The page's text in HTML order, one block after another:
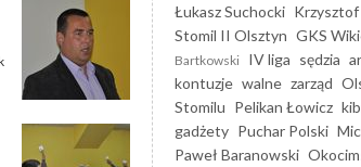
Łukasz Suchocki Krzysztof
Stomil II Olsztyn GKS
Bartkowski IV liga sędzia
kontuzje walne zarząd
Stomilu Pelikan Łowicz
gadżety Puchar Polski
Paweł Baranowski